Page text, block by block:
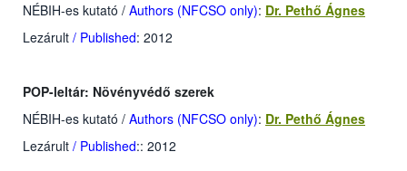
NÉBIH-es kutató / Authors (NFCSO only): Dr. Pethő Ágnes
Lezárult / Published: 2012
POP-leltár: Növényvédő szerek
NÉBIH-es kutató / Authors (NFCSO only): Dr. Pethő Ágnes
Lezárult / Published:: 2012